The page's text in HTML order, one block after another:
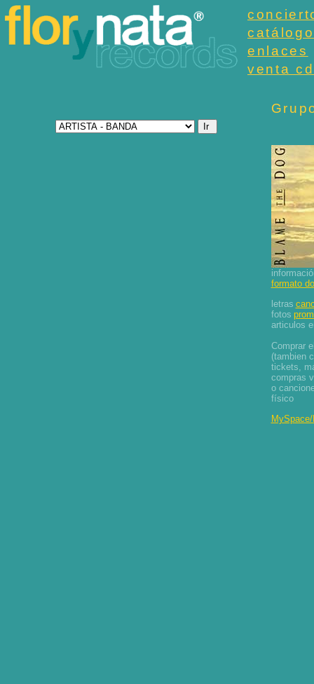
catálogo
enlaces
venta
formato
letras
fotos
articulos
Comprar
(tambien
tickets,
compras
o
físico